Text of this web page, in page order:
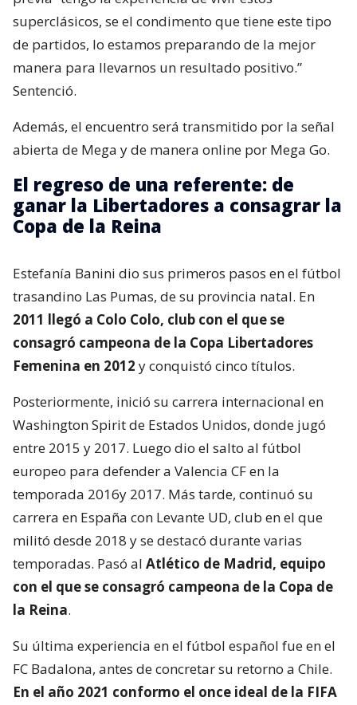
superclásicos, se el condimento que tiene este tipo
de partidos, lo estamos preparando de la mejor
manera para llevarnos un resultado positivo.”
Sentenció.
Además, el encuentro será transmitido por la señal
abierta de Mega y de manera online por Mega Go.
El regreso de una referente: de
ganar la Libertadores a consagrar la
Copa de la Reina
Estefanía Banini dio sus primeros pasos en el fútbol
trasandino Las Pumas, de su provincia natal. En
2011 llegó a Colo Colo, club con el que se
consagró campeona de la Copa Libertadores
Femenina en 2012 y conquistó cinco títulos.
Posteriormente, inició su carrera internacional en
Washington Spirit de Estados Unidos, donde jugó
entre 2015 y 2017. Luego dio el salto al fútbol
europeo para defender a Valencia CF en la
temporada 2016y 2017. Más tarde, continuó su
carrera en España con Levante UD, club en el que
militó desde 2018 y se destacó durante varias
temporadas. Pasó al Atlético de Madrid, equipo
con el que se consagró campeona de la Copa de
la Reina.
Su última experiencia en el fútbol español fue en el
FC Badalona, antes de concretar su retorno a Chile.
En el año 2021 conformo el once ideal de la FIFA